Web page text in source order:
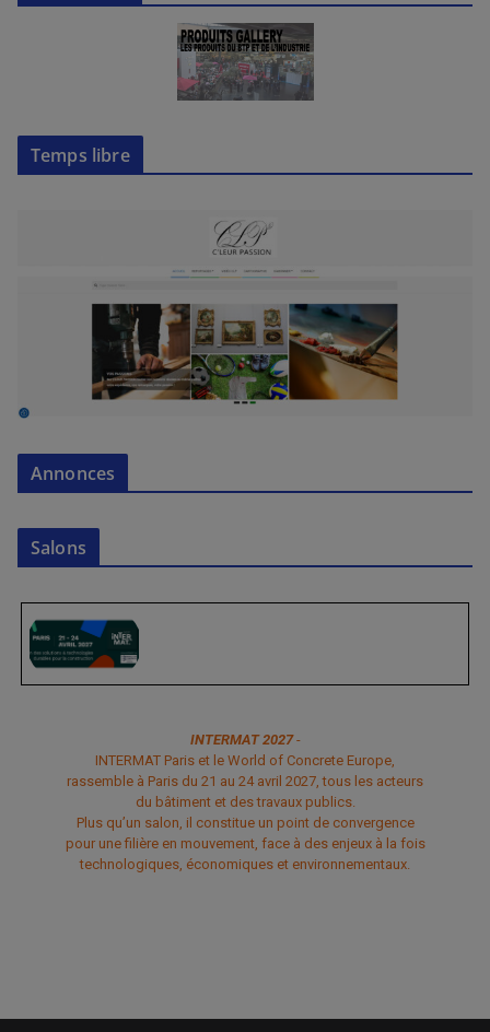
Temps libre
Annonces
Salons
INTERMAT 2027-
INTERMAT Paris et le World of Concrete Europe,
rassemble à Paris du 21 au 24 avril 2027, tous les acteurs
du bâtiment et des travaux publics.
Plus qu’un salon, il constitue un point de convergence
pour une filière en mouvement, face à des enjeux à la fois
technologiques, économiques et environnementaux.